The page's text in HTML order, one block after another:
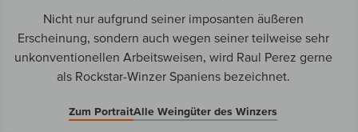
Nicht nur aufgrund seiner imposanten äußeren
Erscheinung, sondern auch wegen seiner teilweise sehr
unkonventionellen Arbeitsweisen, wird Raul Perez gerne
als Rockstar-Winzer Spaniens bezeichnet.
Zum PortraitAlle Weingüter des Winzers